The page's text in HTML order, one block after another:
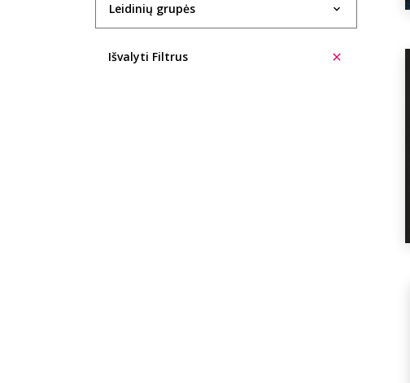
Leidinių grupės
Išvalyti Filtrus